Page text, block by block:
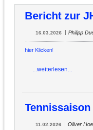
Bericht zur
16.03.2026 | Philipp
hier Klicken!
...weiterlesen...
Tennissaison
11.02.2026 Oliver